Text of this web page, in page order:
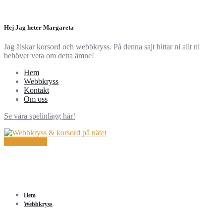
Hej Jag heter Margareta
Jag älskar korsord och webbkryss. På denna sajt hittar ni allt ni
behöver veta om detta ämne!
Hem
Webbkryss
Kontakt
Om oss
Se våra spelinlägg här!
Hem
Webbkryss